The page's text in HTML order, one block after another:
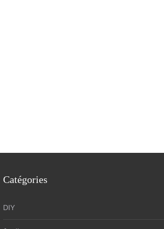
Catégories
DIY